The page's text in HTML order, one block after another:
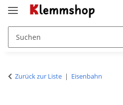
Zurück zur Liste Eisenbahn